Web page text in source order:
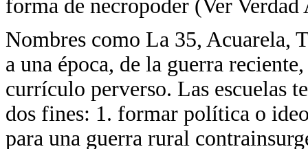
forma de necropoder (Ver
Nombres como La 35, Acuarela,
a una época, de la guerra
currículo perverso. Las escuelas
dos fines: 1. formar política o
para una guerra rural